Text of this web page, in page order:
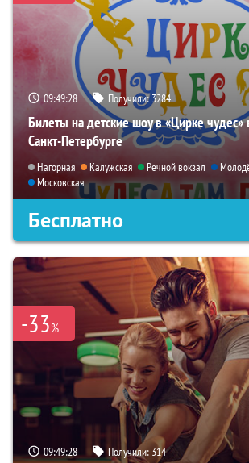
09:49:27 Получили:3284
Билеты на детские шоу в «Цирке
Санкт-Петербурге
Нагорная Калужская Речной вокзал
Московская
Бесплатно
-33%
09:49:27 Получили: 314